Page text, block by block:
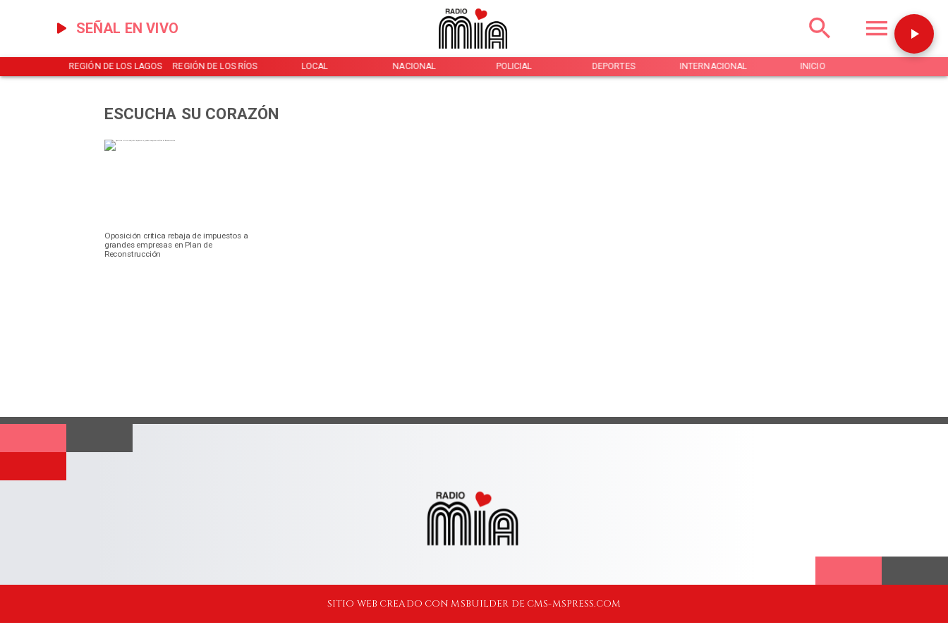
SEÑAL EN VIVO
REGIÓN DE LOS LAGOS REGIÓN DE LOS RÍOS LOCAL NACIONAL POLICIAL DEPORTES INTERNACIONAL INICIO
ESCUCHA SU CORAZÓN
Oposición critica rebaja de impuestos a
grandes empresas en Plan de
Reconstrucción
SITIO WEB CREADO CON MSBUILDER DE CMS-MSPRESS.COM